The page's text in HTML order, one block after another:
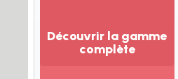
Découvrir la gamme
complète